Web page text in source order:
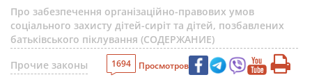
Про забезпечення організаційно-правових умов
соціального захисту дітей-сиріт та дітей, позбавлених
батьківського піклування (СОДЕРЖАНИЕ)
Прочие законы
1694 Просмотров